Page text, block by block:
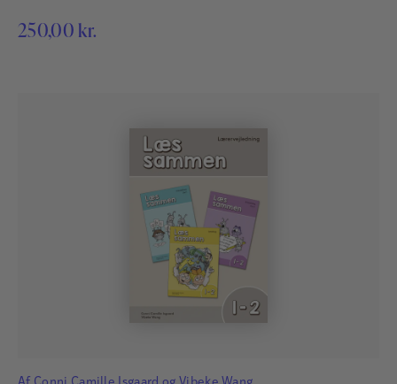
250,00 kr.